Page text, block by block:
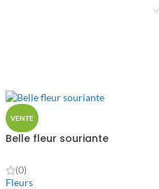
VENTE
Belle fleur souriante
(0)
Fleurs